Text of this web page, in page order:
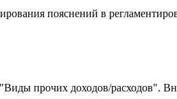
пояснений в
прочих доходов/расходов".